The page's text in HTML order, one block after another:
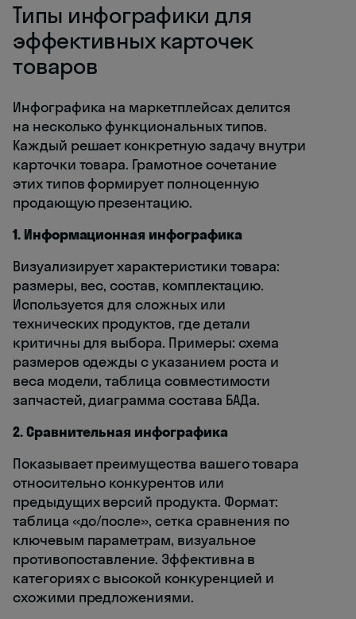
Типы инфографики для
эффективных карточек
товаров
Инфографика на маркетплейсах делится
на несколько функциональных типов.
Каждый решает конкретную задачу внутри
карточки товара. Грамотное сочетание
этих типов формирует полноценную
продающую презентацию.
1. Информационная инфографика
Визуализирует характеристики товара:
размеры, вес, состав, комплектацию.
Используется для сложных или
технических продуктов, где детали
критичны для выбора. Примеры: схема
размеров одежды с указанием роста и
веса модели, таблица совместимости
запчастей, диаграмма состава БАДа.
2. Сравнительная инфографика
Показывает преимущества вашего товара
относительно конкурентов или
предыдущих версий продукта. Формат:
таблица «до/после», сетка сравнения по
ключевым параметрам, визуальное
противопоставление. Эффективна в
категориях с высокой конкуренцией и
схожими предложениями.